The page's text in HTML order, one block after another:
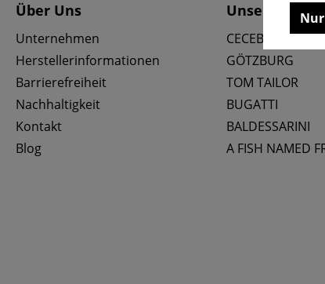
Über Uns
Unternehmen
Herstellerinformationen
Barrierefreiheit
Nachhaltigkeit
Kontakt
Blog
Unsere
CECEBA
GÖTZBURG
TOM TAILOR
BUGATTI
BALDESSARINI
A FISH NAMED